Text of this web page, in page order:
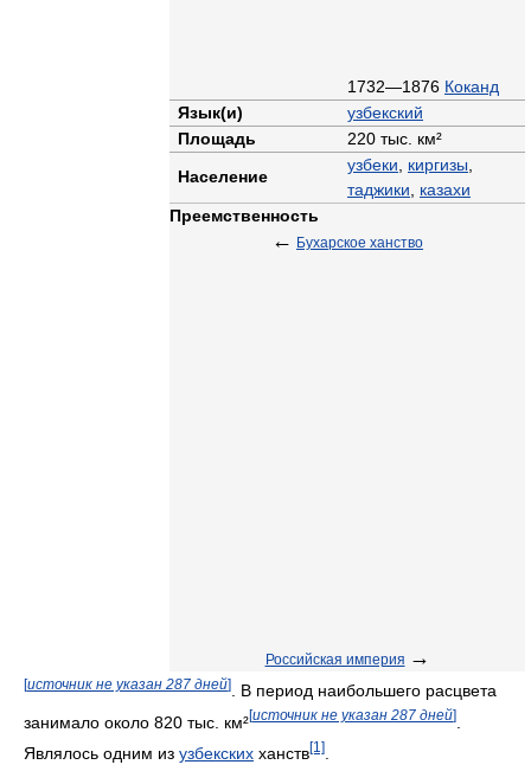
1732—1876 Коканд
Язык(и)
узбекский
Площадь
220 тыс. км²
Население
узбеки киргизы
таджики
казахи
Преемственность
← Бухарское ханство
Российская империя →
[источник не указан 287 дней]
. В период наибольшего расцвета
занимало около 820 тыс. км²[источник не указан 287 дней]
Являлось одним из узбекских ханств[1]